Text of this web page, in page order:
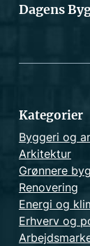
Dagens
Kategorier
Byggeri og
Arkitektur
Grønnere
Renovering
Energi og
Erhverv og